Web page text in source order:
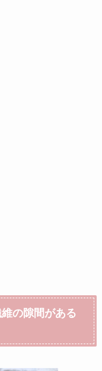
の隙間がある